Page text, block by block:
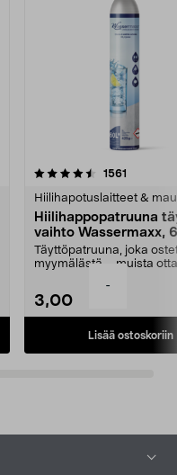
-
1561
Hiilihapotuslaitteet &
Hiilihappopatruuna
vaihto Wassermaxx,
Täyttöpatruuna, joka
myymälästä – muista
3,00
Lisää ostoskoriin
4.5viidestä